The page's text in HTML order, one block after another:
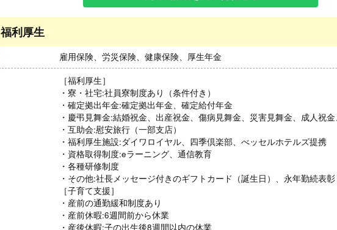
福利厚生
雇用保険、労災保険、健康保険、厚生年金
［福利厚生］
・寮・社宅:社員寮制度あり（条件付き）
・確定拠出年金:確定拠出年金、確定給付年金
・慶弔見舞金:結婚祝金、出産祝金、傷病見舞金、災害見舞金、成人祝
・互助会:慰安旅行（一部支店）
・福利厚生施設:ダイワロイヤル、四季倶楽部、べッセルホテルズ提携
・資格取得制度:eラーニング、通信教育
・各種研修制度
・その他:社長メッセージ付きのギフトカード（誕生日）、永年勤続表彰
［子育て支援］
・産前の通勤緩和制度あり
・産前休暇:6週間前から休業
・産後休暇:子の出生後8週間以内の休業